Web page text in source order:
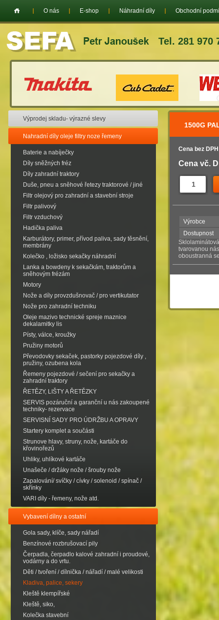
Tel. 281 970
O nás E-shop Náhradní díly Obchodní
Výprodej skladu- výrazné slevy
Nahradní díly oleje filtry noze řemeny
Baterie a nabíječky
Díly sněžných fréz
Díly zahradní traktory
Duše, pneu a sněhové řetezy traktorové / jiné
Filtr olejový pro zahradní a stavební stroje
Filtr palivový
Filtr vzduchový
Hadička paliva
Karburátory, primer, přívod paliva, sady těsnění,
membrány
Kolečko , ložisko sekačky náhradní
Lanka a bowdeny k sekačkám, traktorům a
sněhovým frézám
Motory
Nože a díly provzdušnovač / pro vertikutator
Nože pro zahradní techniku
Oleje mazivo technické spreje maznice
dekalamitky lis
Písty, válce, kroužky
Pružiny motorů
Převodovky sekaček, pastorky pojezdové díly ,
pružiny, ozubena kola
Řemeny pojezdové / sečení pro sekačky a
zahradní traktory
ŘETĚZY, LIŠTY A ŘETĚZKY
SERVIS pozáruční a garanční u nás zakoupené
techniky- rezervace
SERVISNÍ SADY PRO ÚDRŽBU A OPRAVY
Startery komplet a součásti
Strunove hlavy, struny, nože, kartáče do
křovinořezů
Uhliky, uhlíkové kartáče
Unašeče / držáky nože / šrouby nože
Zapalování/ svíčky / cívky / solenoid / spínač /
skřínky
VARI díly - řemeny, nože atd.
Vybavení dílny a ostatní
Gola sady, klíče, sady nářadí
Benzínové rozbrušovací pily
Čerpadla, čerpadlo kalové zahradní i proudové,
vodárny a do vrtu.
Děti / tvoření / dílnička / nářadí / malé velikosti
Kladiva, palice, sekery
Kleště klempířské
Kleště, siko,
Kolečka stavební
1500G
Cena bez
Cena vč.
Výrobce
Dostupnost
tvarovanou
oboustranná